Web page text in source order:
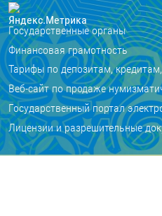
Государственные органы
Финансовая грамотность
Тарифы по депозитам,
Веб-сайт по продаже
Государственный портал
Лицензии и разрешительные